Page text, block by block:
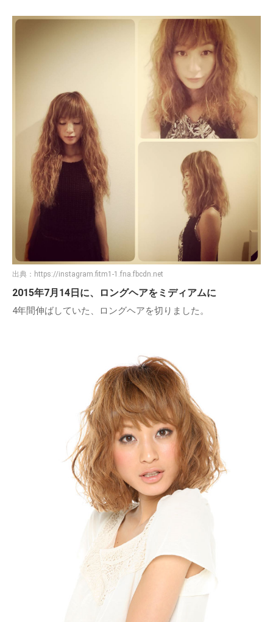
出典： https://instagram.fitm1-1.fna.fbcdn.net
2015年7月14日に、ロングヘアをミディアムに
4年間伸ばしていた、ロングヘアを切りました。